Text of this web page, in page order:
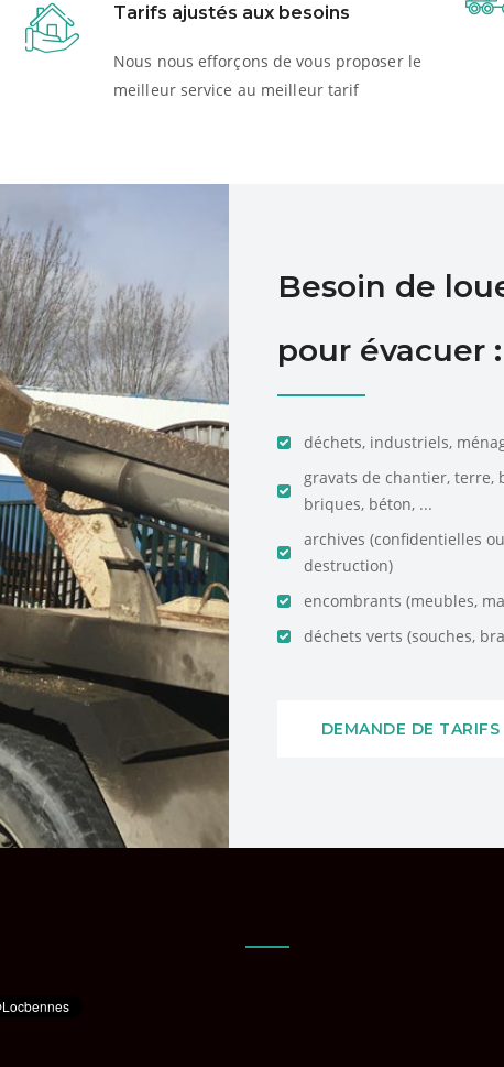
Tarifs ajustés aux besoins
Nous nous efforçons de vous proposer le
meilleur service au meilleur tarif
Besoin de
pour évacuer :
déchets, industriels,
gravats de chantier, terre,
briques, béton, ...
archives (confidentielles
destruction)
encombrants (meubles,
déchets verts (souches,
DEMANDE DE TARIFS